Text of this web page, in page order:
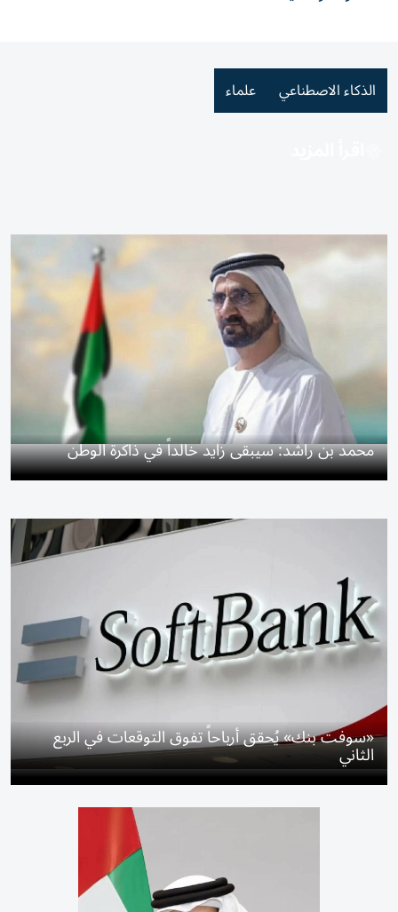
الذكاء الاصطناعي علماء
محمد بن راشد: سيبقى زايد خالداً في ذاكرة الوطن
«سوفت بنك» يُحقق أرباحاً تفوق التوقعات في الربع
الثاني